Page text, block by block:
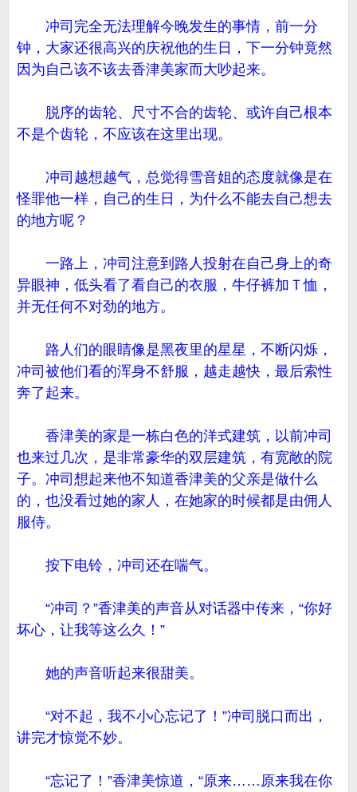
冲司完全无法理解今晚发生的事情，前一分
钟，大家还很高兴的庆祝他的生日，下一分钟竟然
因为自己该不该去香津美家而大吵起来。
脱序的齿轮、尺寸不合的齿轮、或许自己根本
不是个齿轮，不应该在这里出现。
冲司越想越气，总觉得雪音姐的态度就像是在
怪罪他一样，自己的生日，为什么不能去自己想去
的地方呢？
一路上，冲司注意到路人投射在自己身上的奇
异眼神，低头看了看自己的衣服，牛仔裤加Ｔ恤，
并无任何不对劲的地方。
路人们的眼睛像是黑夜里的星星，不断闪烁，
冲司被他们看的浑身不舒服，越走越快，最后索性
奔了起来。
香津美的家是一栋白色的洋式建筑，以前冲司
也来过几次，是非常豪华的双层建筑，有宽敞的院
子。冲司想起来他不知道香津美的父亲是做什么
的，也没看过她的家人，在她家的时候都是由佣人
服侍。
按下电铃，冲司还在喘气。
“冲司？”香津美的声音从对话器中传来，“你好
坏心，让我等这么久！”
她的声音听起来很甜美。
“对不起，我不小心忘记了！”冲司脱口而出，
讲完才惊觉不妙。
“忘记了！”香津美惊道，“原来……原来我在你